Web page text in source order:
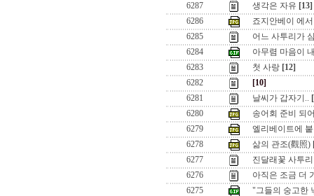
6287
생각은 자유 [13]
6286
죠지안베이 에
6285
어느 사투리가
6284
아무렴 마음이
6283
첫 사랑 [12]
6282
[10]
6281
날씨가 갑자기..
6280
송어회 준비 되
6279
엘리베이트에
6278
삶의 관조(觀照)
6277
진달래꽃 사투
6276
아직은 조금 더
6275
"그들의 숭고한